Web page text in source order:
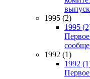
выпуск
1995 (2)
1995
1992 (1)
1992